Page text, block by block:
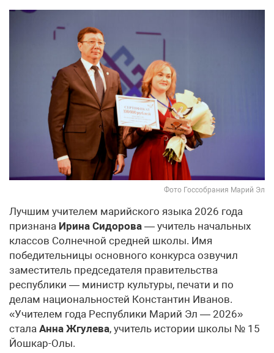
Фото Госсобрания Марий Эл
Лучшим учителем марийского языка 2026 года
признана Ирина Сидорова — учитель начальных
классов Солнечной средней школы. Имя
победительницы основного конкурса озвучил
заместитель председателя правительства
республики — министр культуры, печати и по
делам национальностей Константин Иванов.
«Учителем года Республики Марий Эл — 2026»
стала Анна Жгулева, учитель истории школы № 15
Йошкар-Олы.